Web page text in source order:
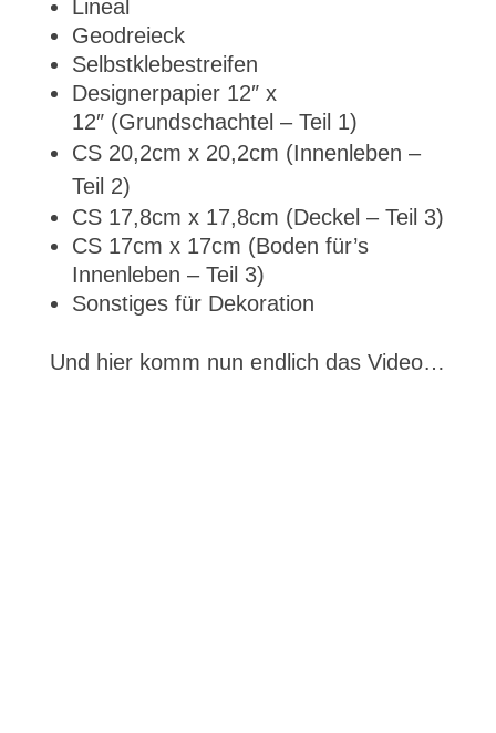
Lineal
Geodreieck
Selbstklebestreifen
Designerpapier 12″ x
12″ (Grundschachtel – Teil 1)
CS 20,2cm x 20,2cm (Innenleben –
Teil 2)
CS 17,8cm x 17,8cm (Deckel – Teil 3)
CS 17cm x 17cm (Boden für’s
Innenleben – Teil 3)
Sonstiges für Dekoration
Und hier komm nun endlich das Video…